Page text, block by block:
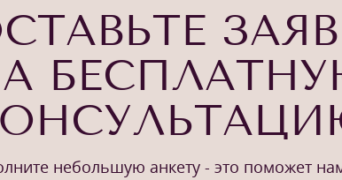
небольшую анкету - это поможет